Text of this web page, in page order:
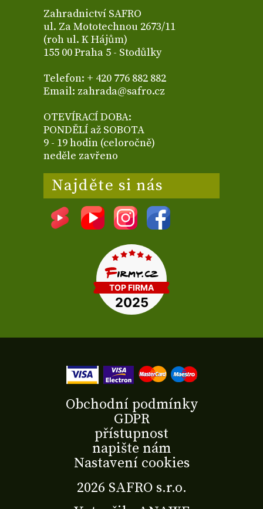
Zahradnictví SAFRO
ul. Za Mototechnou 2673/11
(roh ul. K Hájům)
155 00 Praha 5 - Stodůlky
Telefon: + 420 776 882 882
Email: zahrada@safro.cz
OTEVÍRACÍ DOBA:
PONDĚLÍ až SOBOTA
9 - 19 hodin (celoročně)
neděle zavřeno
Najděte si nás
2026 SAFRO s.r.o.
Obchodní podmínky
GDPR
přístupnost
napište nám
Nastavení cookies